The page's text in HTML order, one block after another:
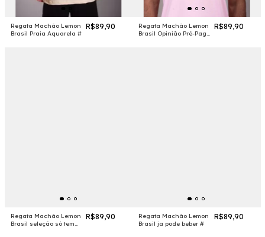
Regata Machão Lemon
Brasil Praia Aquarela #
R$89,90
Regata Machão Lemon
Brasil Opinião Pré-Paga
R$89,90
Regata Machão Lemon
Brasil seleção só tem
R$89,90
Regata Machão Lemon
Brasil ja pode beber #
R$89,90